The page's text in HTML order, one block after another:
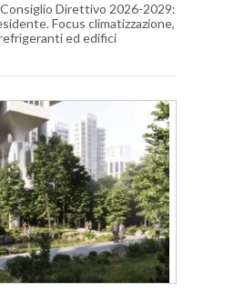
Direttivo 2026-2029:
Focus climatizzazione,
ed edifici